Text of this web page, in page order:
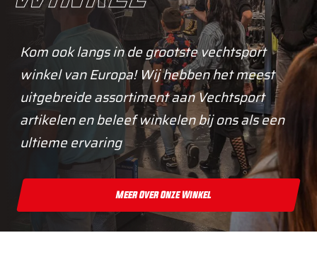
Kom ook langs in de grootste vechtsport
winkel van Europa! Wij hebben het meest
uitgebreide assortiment aan Vechtsport
artikelen en beleef winkelen bij ons als een
ultieme ervaring
Meer Over Onze Winkel